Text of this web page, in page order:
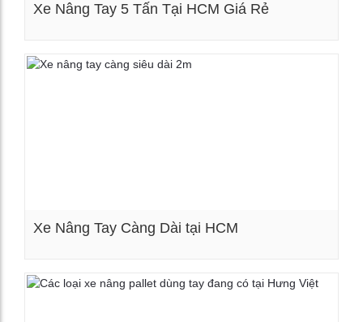
Xe Nâng Tay 5 Tấn Tại HCM Giá Rẻ
Xe Nâng Tay Càng Dài tại HCM